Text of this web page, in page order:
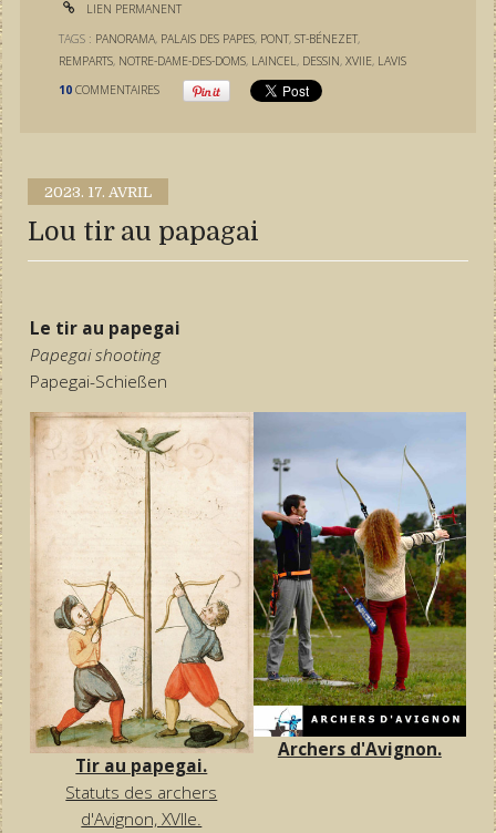
LIEN PERMANENT
TAGS : PANORAMA, PALAIS DES PAPES, PONT,ST-BÉNEZET,
REMPARTS, NOTRE-DAME-DES-DOMS, LAINCEL , DESSIN,XVIIE, LAVIS
10 COMMENTAIRES
2023. 17. AVRIL
Lou tir au papagai
Le tir au papegai
Papegai shooting
Papegai-Schießen
Tir au papegai.
Statuts des archers
d'Avignon, XVIIe.
Archers d'Avignon.